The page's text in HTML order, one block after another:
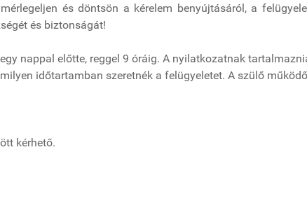
és döntsön a kérelem benyújtásáról, a
és biztonságát!
nappal előtte, reggel 9 óráig. A nyilatkozatnak
időtartamban szeretnék a felügyeletet. A szülő
kérhető.